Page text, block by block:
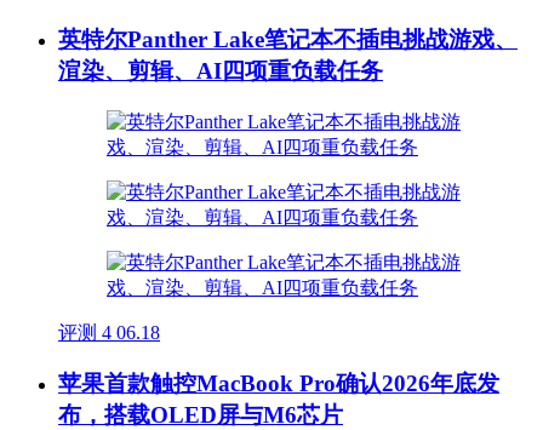
英特尔Panther Lake笔记本不插电挑战游戏、
渲染、剪辑、AI四项重负载任务
评测 4 06.18
苹果首款触控MacBook Pro确认2026年底发
布，搭载OLED屏与M6芯片